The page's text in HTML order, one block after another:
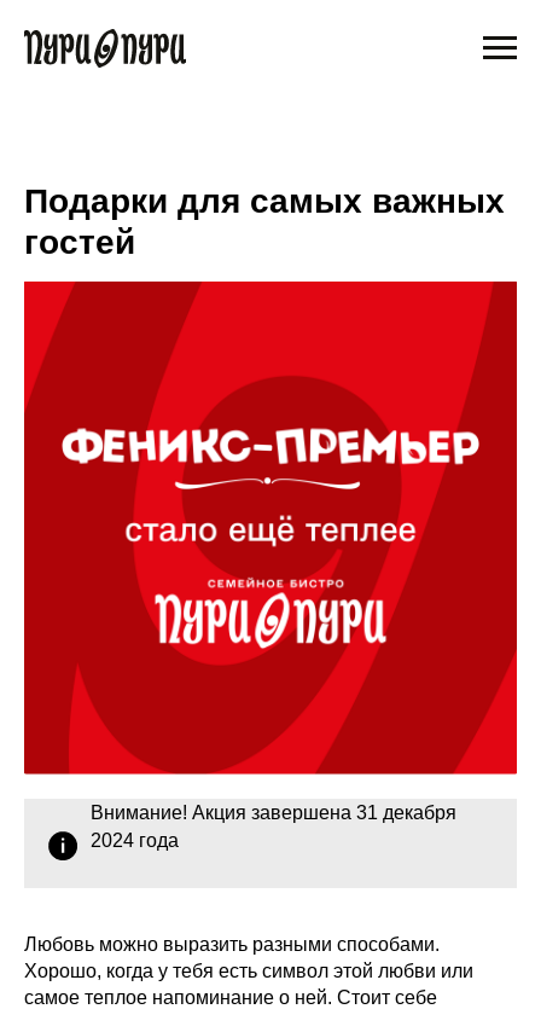
Подарки для самых важных
гостей
Внимание! Акция завершена 31 декабря
2024 года
Любовь можно выразить разными способами.
Хорошо, когда у тебя есть символ этой любви или
самое теплое напоминание о ней. Стоит себе